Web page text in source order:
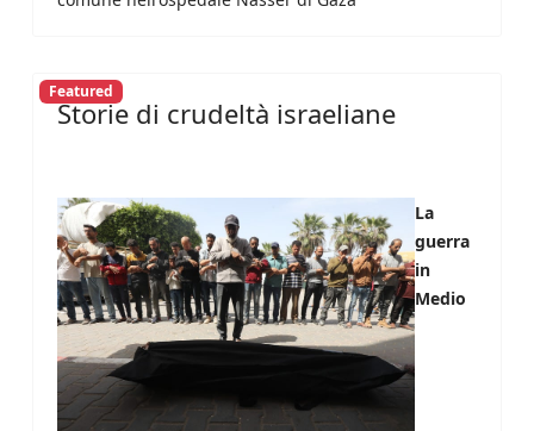
Featured
Storie di crudeltà israeliane
La
guerra
in
Medio